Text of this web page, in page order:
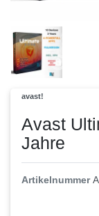
avast!
Avast
Jahre
Artikelnummer